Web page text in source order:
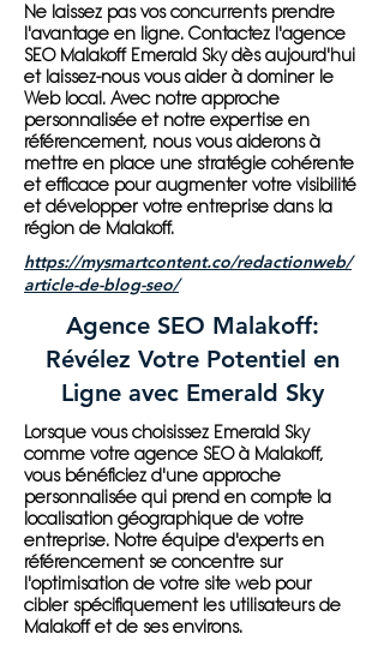
Ne laissez pas vos concurrents prendre
l'avantage en ligne. Contactez l'agence
SEO Malakoff Emerald Sky dès aujourd'hui
et laissez-nous vous aider à dominer le
Web local. Avec notre approche
personnalisée et notre expertise en
référencement, nous vous aiderons à
mettre en place une stratégie cohérente
et efficace pour augmenter votre visibilité
et développer votre entreprise dans la
région de Malakoff.
https://mysmartcontent.co/redactionweb/
article-de-blog-seo/
Agence SEO Malakoff:
Révélez Votre Potentiel en
Ligne avec Emerald Sky
Lorsque vous choisissez Emerald Sky
comme votre agence SEO à Malakoff,
vous bénéficiez d'une approche
personnalisée qui prend en compte la
localisation géographique de votre
entreprise. Notre équipe d'experts en
référencement se concentre sur
l'optimisation de votre site web pour
cibler spécifiquement les utilisateurs de
Malakoff et de ses environs.